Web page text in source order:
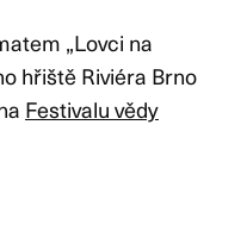
„Lovci na
hřiště Riviéra Brno
Festivalu vědy